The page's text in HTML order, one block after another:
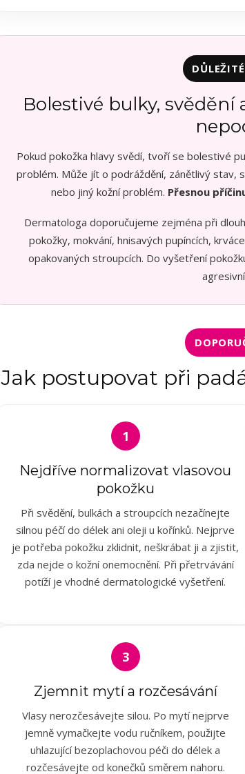
Bolestivé bulky,
Pokud pokožka hlavy svědí, tvoří se bolestivé
problém. Může jít o podráždění, zánětlivý stav,
nebo jiný kožní problém. Přesnou
Dermatologa doporučujeme zejména při
pokožky, mokvání, hnisavých pupíncích,
opakovaných stroupcích. Do vyšetření
Jak postupovat při
1
Nejdříve normalizovat vlasovou
pokožku
Při svědění, bulkách a stroupcích nezačínejte
silnou péčí do délek ani oleji u kořínků. Nejprve
je potřeba pokožku zklidnit, neškrábat ji a zjistit,
zda nejde o kožní onemocnění. Při přetrvávání
potíží je vhodné dermatologické vyšetření.
3
Zjemnit mytí a rozčesávání
Vlasy nerozčesávejte silou. Po mytí nejprve
jemně vymačkejte vodu ručníkem, použijte
uhlazující bezoplachovou péči do délek a
rozčesávejte od konečků směrem nahoru.